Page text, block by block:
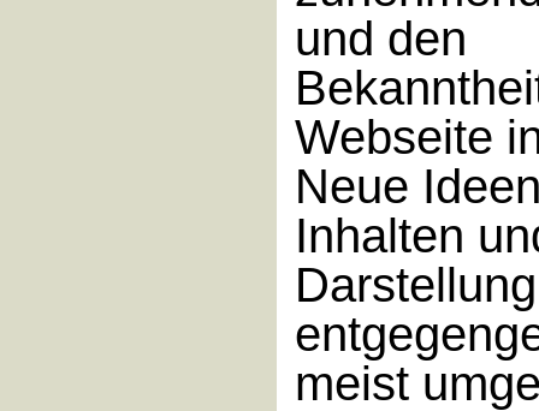
und den
Webseite
Neue
Inhalten
meist